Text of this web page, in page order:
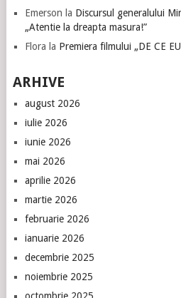
Emerson la Discursul generalului
„Atentie la dreapta masura!”
Flora la Premiera filmului „DE CE
ARHIVE
august 2026
iulie 2026
iunie 2026
mai 2026
aprilie 2026
martie 2026
februarie 2026
ianuarie 2026
decembrie 2025
noiembrie 2025